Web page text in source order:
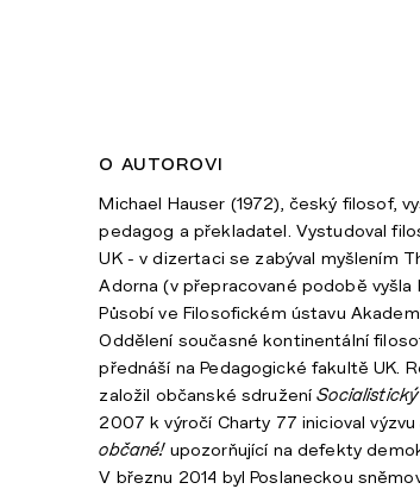
o autorovi
Michael Hauser (1972), český filosof,
pedagog a překladatel. Vystudoval
UK - v dizertaci se zabýval myšlením
Adorna (v přepracované podobě vyšla
Působí ve Filosofickém ústavu
Oddělení současné kontinentální
přednáší na Pedagogické fakultě UK.
založil občanské sdružení
2007 k výročí Charty 77 inicioval výzvu
občané!upozorňující na defekty
V březnu 2014 byl Poslaneckou